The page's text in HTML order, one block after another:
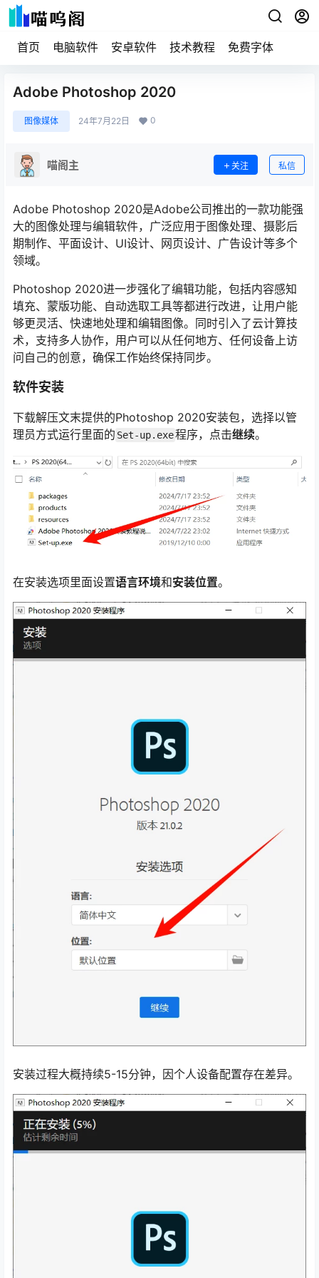
首页 电脑软件 安卓软件 技术教程 免费字体
Adobe Photoshop 2020
图像媒体 24年7月22日 0
喵阁主 关注 私信
Adobe Photoshop 2020是Adobe公司推出的一款功能强
大的图像处理与编辑软件，广泛应用于图像处理、摄影后
期制作、平面设计、UI设计、网页设计、广告设计等多个
领域。
Photoshop 2020进一步强化了编辑功能，包括内容感知
填充、蒙版功能、自动选取工具等都进行改进，让用户能
够更灵活、快速地处理和编辑图像。同时引入了云计算技
术，支持多人协作，用户可以从任何地方、任何设备上访
问自己的创意，确保工作始终保持同步。
软件安装
下载解压文末提供的Photoshop 2020安装包，选择以管
理员方式运行里面的 Set-up.exe程序，点击继续。
在安装选项里面设置语言环境和安装位置。
安装过程大概持续5-15分钟，因个人设备配置存在差异。